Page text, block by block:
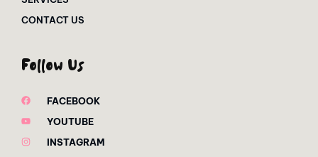
CONTACT US
Follow Us
FACEBOOK
YOUTUBE
INSTAGRAM